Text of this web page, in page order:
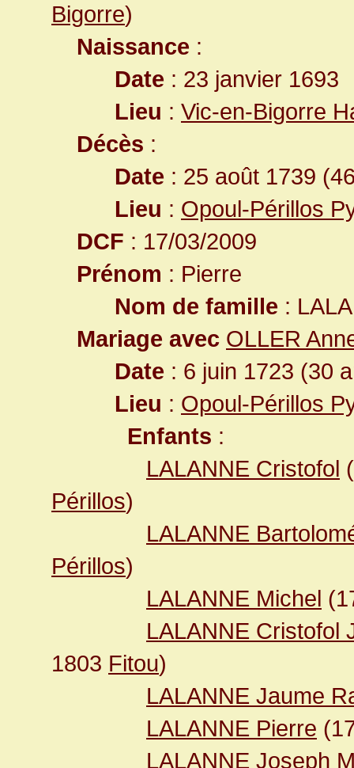
Bigorre)
Naissance :
Date : 23 janvier 1693
Lieu : Vic-en-Bigorre
Décès :
Date : 25 août 1739
Lieu : Opoul-Périllos
DCF : 17/03/2009
Prénom : Pierre
Nom de famille :
Mariage avec OLLER
Date : 6 juin 1723 (30
Lieu : Opoul-Périllos
Enfants :
LALANNE Cristofol
Périllos)
LALANNE
Périllos)
LALANNE Michel
LALANNE Cristofol
1803 Fitou)
LALANNE Jaume
LALANNE Pierre
LALANNE Joseph